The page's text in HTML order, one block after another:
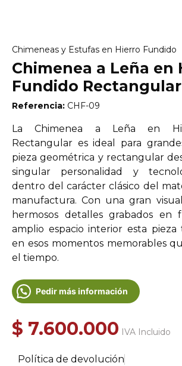
Chimeneas y Estufas en Hierro Fundido
Chimenea a Leña en
Fundido Rectangular
Referencia: CHF-09
La Chimenea a Leña en
Rectangular es ideal para
pieza geométrica y rectangular
singular personalidad y
dentro del carácter clásico del
manufactura. Con una gran
hermosos detalles grabados en
amplio espacio interior esta pieza
en esos momentos memorables
el tiempo.
Pedir más información
$ 7.600.000 IVA Incluido
Política de devolución